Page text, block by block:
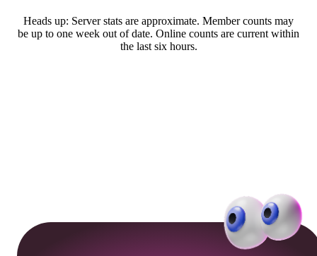
Heads up: Server stats are approximate. Member counts may
be up to one week out of date. Online counts are current within
the last six hours.